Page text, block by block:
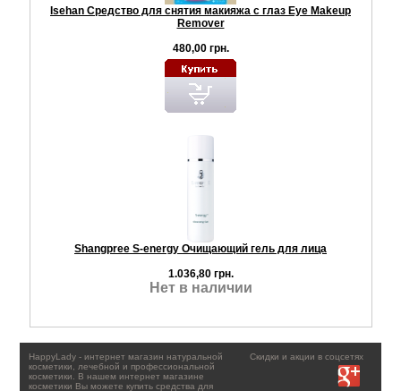
Isehan Средство для снятия макияжа с глаз Eye Makeup
Remover
480,00 грн.
Shangpree S-energy Очищающий гель для лица
1.036,80 грн.
Нет в наличии
Скидки и акции в соцсетях
HappyLady - интернет магазин натуральной
косметики, лечебной и профессиональной
косметики. В нашем интернет магазине
косметики Вы можете купить средства для